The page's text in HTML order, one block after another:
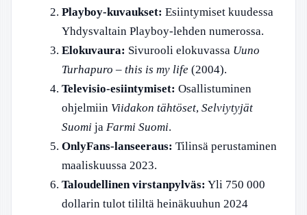
Playboy-kuvaukset: Esiintymiset kuudessa
Yhdysvaltain Playboy-lehden numerossa.
Elokuvaura: Sivurooli elokuvassa Uuno
Turhapuro – this is my life (2004).
Televisio-esiintymiset: Osallistuminen
ohjelmiin Viidakon tähtöset, Selviytyjät
Suomi ja Farmi Suomi.
OnlyFans-lanseeraus: Tilinsä perustaminen
maaliskuussa 2023.
Taloudellinen virstanpylväs: Yli 750 000
dollarin tulot tililtä heinäkuuhun 2024